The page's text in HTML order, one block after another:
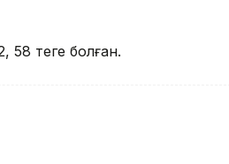
58 теңге болған.